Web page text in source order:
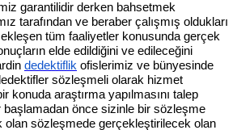
garantilidir derken bahsetmek
tarafından ve beraber çalışmış oldukları
tüm faaliyetler konusunda gerçek
elde edildiğini ve edileceğini
dedektiflik ofislerimiz ve bünyesinde
sözleşmeli olarak hizmet
konuda araştırma yapılmasını talep
başlamadan önce sizinle bir sözleşme
olan sözleşmede gerçekleştirilecek olan